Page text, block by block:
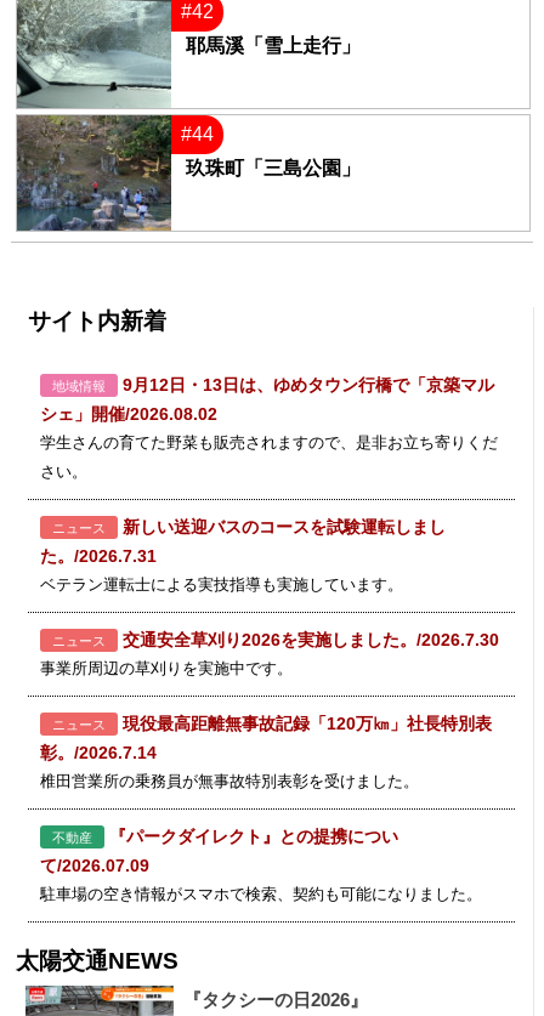
#42
耶馬溪「雪上走行」
#44
玖珠町「三島公園」
サイト内新着
地域情報
9月12日・13日は、ゆめタウン行橋で「京築マル
シェ」開催/2026.08.02
学生さんの育てた野菜も販売されますので、是非お立ち寄りくだ
さい。
ニュース
新しい送迎バスのコースを試験運転しまし
た。/2026.7.31
ベテラン運転士による実技指導も実施しています。
ニュース 交通安全草刈り2026を実施しました。/2026.7.30
事業所周辺の草刈りを実施中です。
ニュース
現役最高距離無事故記録「120万㎞」社長特別表
彰。/2026.7.14
椎田営業所の乗務員が無事故特別表彰を受けました。
不動産
『パークダイレクト』との提携につい
て/2026.07.09
駐車場の空き情報がスマホで検索、契約も可能になりました。
太陽交通NEWS
『タクシーの日2026』